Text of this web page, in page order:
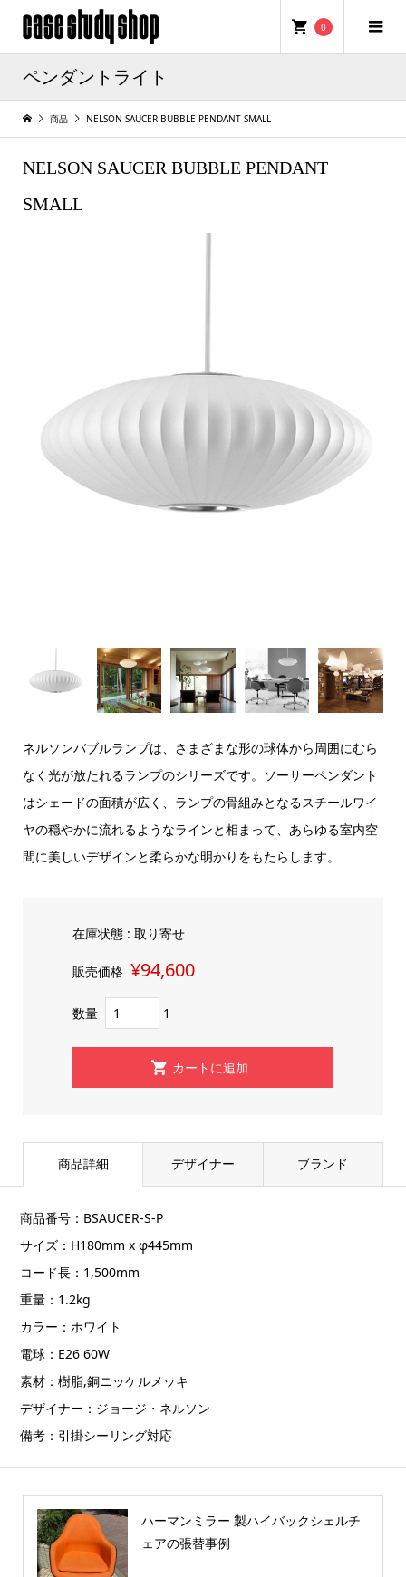
0
ペンダントライト
商品 NELSON SAUCER BUBBLE PENDANT SMALL
NELSON SAUCER BUBBLE PENDANT
SMALL
ネルソンバブルランプは、さまざまな形の球体から周囲にむら
なく光が放たれるランプのシリーズです。ソーサーペンダント
はシェードの面積が広く、ランプの骨組みとなるスチールワイ
ヤの穏やかに流れるようなラインと相まって、あらゆる室内空
間に美しいデザインと柔らかな明かりをもたらします。
在庫状態 : 取り寄せ
販売価格 ¥94,600
数量 1
商品詳細 デザイナー ブランド
商品番号：BSAUCER-S-P
サイズ：H180mm x φ445mm
コード長：1,500mm
重量：1.2kg
カラー：ホワイト
電球：E26 60W
素材：樹脂,銅ニッケルメッキ
デザイナー：ジョージ・ネルソン
備考：引掛シーリング対応
ハーマンミラー 製ハイバックシェルチ
ェアの張替事例